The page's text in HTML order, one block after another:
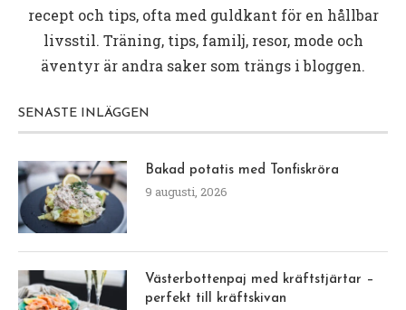
recept och tips, ofta med guldkant för en hållbar
livsstil. Träning, tips, familj, resor, mode och
äventyr är andra saker som trängs i bloggen.
SENASTE INLÄGGEN
Bakad potatis med Tonfiskröra
9 augusti, 2026
Västerbottenpaj med kräftstjärtar –
perfekt till kräftskivan